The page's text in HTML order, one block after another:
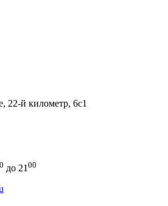
22-й километр, 6с1
до 21 00